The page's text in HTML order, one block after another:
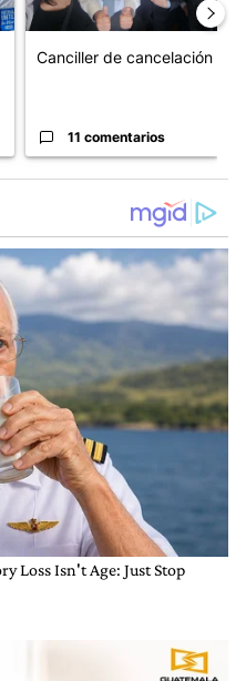
Canciller de cancelación
11 comentarios